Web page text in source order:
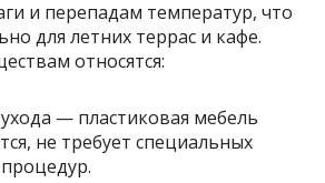
и перепадам температур, что
для летних террас и кафе.
относятся:
— пластиковая мебель
не требует специальных